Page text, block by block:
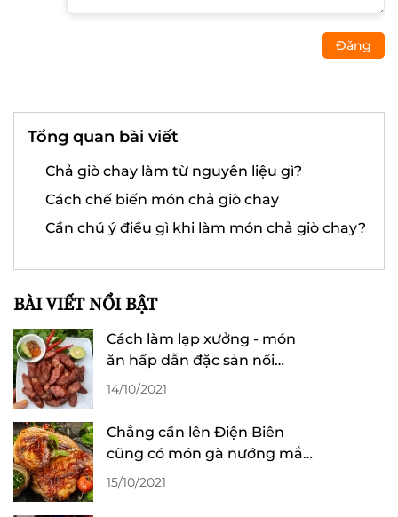
Đăng
Tổng quan bài viết
Chả giò chay làm từ nguyên liệu gì?
Cách chế biến món chả giò chay
Cần chú ý điều gì khi làm món chả giò chay?
BÀI VIẾT NỔI BẬT
Cách làm lạp xưởng - món
ăn hấp dẫn đặc sản nổi
tiếng Yên Bái
14/10/2021
Chẳng cần lên Điện Biên
cũng có món gà nướng mắc
khén thơm ngon hấp dẫn
15/10/2021